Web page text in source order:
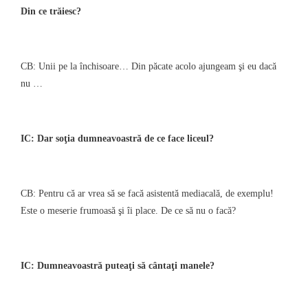
Din ce trăiesc?
CB: Unii pe la închisoare… Din păcate acolo ajungeam şi eu dacă
nu …
IC: Dar soţia dumneavoastră de ce face liceul?
CB: Pentru că ar vrea să se facă asistentă mediacală, de exemplu!
Este o meserie frumoasă şi îi place. De ce să nu o facă?
IC: Dumneavoastră puteaţi să cântaţi manele?